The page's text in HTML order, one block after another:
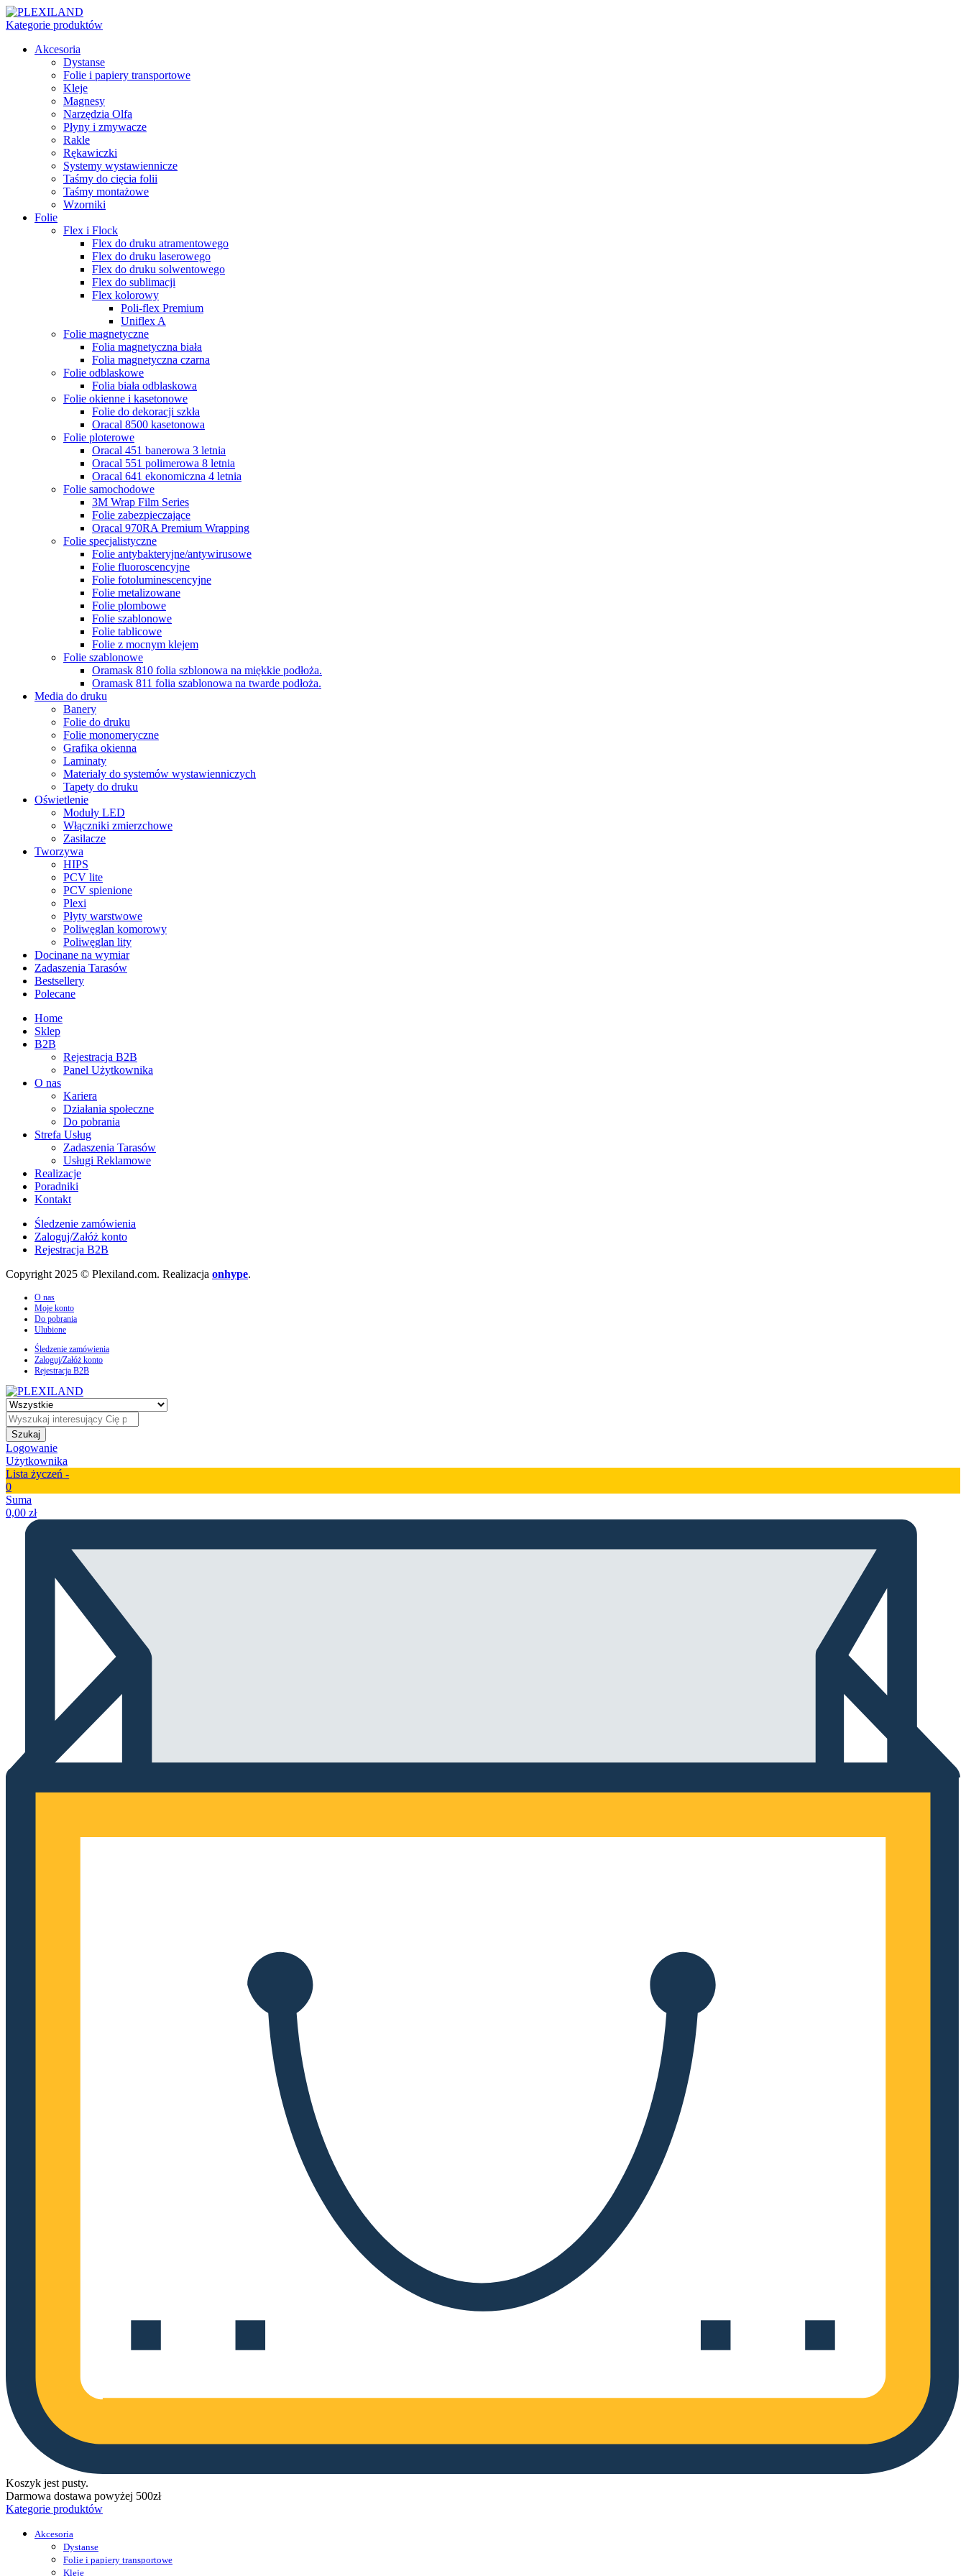
Kategorie produktów
Akcesoria
Dystanse
Folie i papiery transportowe
Kleje
Magnesy
Narzędzia Olfa
Płyny i zmywacze
Rakle
Rękawiczki
Systemy wystawiennicze
Taśmy do cięcia folii
Taśmy montażowe
Wzorniki
Folie
Flex i Flock
Flex do druku atramentowego
Flex do druku laserowego
Flex do druku solwentowego
Flex do sublimacji
Flex kolorowy
Poli-flex Premium
Uniflex A
Folie magnetyczne
Folia magnetyczna biała
Folia magnetyczna czarna
Folie odblaskowe
Folia biała odblaskowa
Folie okienne i kasetonowe
Folie do dekoracji szkła
Oracal 8500 kasetonowa
Folie ploterowe
Oracal 451 banerowa 3 letnia
Oracal 551 polimerowa 8 letnia
Oracal 641 ekonomiczna 4 letnia
Folie samochodowe
3M Wrap Film Series
Folie zabezpieczające
Oracal 970RA Premium Wrapping
Folie specjalistyczne
Folie antybakteryjne/antywirusowe
Folie fluoroscencyjne
Folie fotoluminescencyjne
Folie metalizowane
Folie plombowe
Folie szablonowe
Folie tablicowe
Folie z mocnym klejem
Folie szablonowe
Oramask 810 folia szblonowa na miękkie podłoża.
Oramask 811 folia szablonowa na twarde podłoża.
Media do druku
Banery
Folie do druku
Folie monomeryczne
Grafika okienna
Laminaty
Materiały do systemów wystawienniczych
Tapety do druku
Oświetlenie
Moduły LED
Włączniki zmierzchowe
Zasilacze
Tworzywa
HIPS
PCV lite
PCV spienione
Plexi
Płyty warstwowe
Poliwęglan komorowy
Poliwęglan lity
Docinane na wymiar
Zadaszenia Tarasów
Bestsellery
Polecane
Home
Sklep
B2B
Rejestracja B2B
Panel Użytkownika
O nas
Kariera
Działania społeczne
Do pobrania
Strefa Usług
Zadaszenia Tarasów
Usługi Reklamowe
Realizacje
Poradniki
Kontakt
Śledzenie zamówienia
Zaloguj/Załóż konto
Rejestracja B2B
Copyright 2025 © Plexiland.com. Realizacja onhype.
O nas
Moje konto
Do pobrania
Ulubione
Śledzenie zamówienia
Zaloguj/Załóż konto
Rejestracja B2B
Szukaj
Logowanie
Użytkownika
Lista życzeń -
0
Suma
0,00 zł
Koszyk jest pusty.
Darmowa dostawa powyżej 500zł
Kategorie produktów
Akcesoria
Dystanse
Folie i papiery transportowe
Kleje